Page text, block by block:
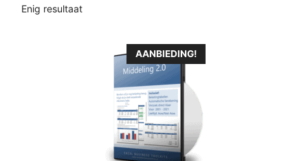
Enig resultaat
AANBIEDING!